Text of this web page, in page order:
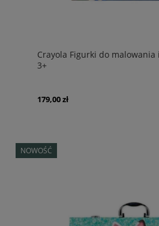
Crayola Figurki do malowania
3+
179,00 zł
NOWOŚĆ